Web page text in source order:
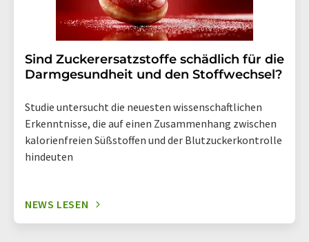
Sind Zuckerersatzstoffe schädlich für die
Darmgesundheit und den Stoffwechsel?
Studie untersucht die neuesten wissenschaftlichen
Erkenntnisse, die auf einen Zusammenhang zwischen
kalorienfreien Süßstoffen und der Blutzuckerkontrolle
hindeuten
NEWS LESEN